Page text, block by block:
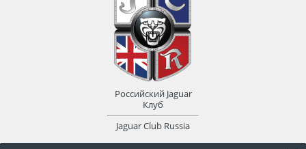
Российский Jaguar
Клуб
Jaguar Club Russia